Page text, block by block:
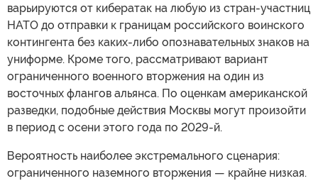
варьируются от кибератак на любую из стран-участниц
НАТО до отправки к границам российского воинского
контингента без каких-либо опознавательных знаков на
униформе. Кроме того, рассматривают вариант
ограниченного военного вторжения на один из
восточных флангов альянса. По оценкам американской
разведки, подобные действия Москвы могут произойти
в период с осени этого года по 2029-й.
Вероятность наиболее экстремального сценария:
ограниченного наземного вторжения — крайне низкая.